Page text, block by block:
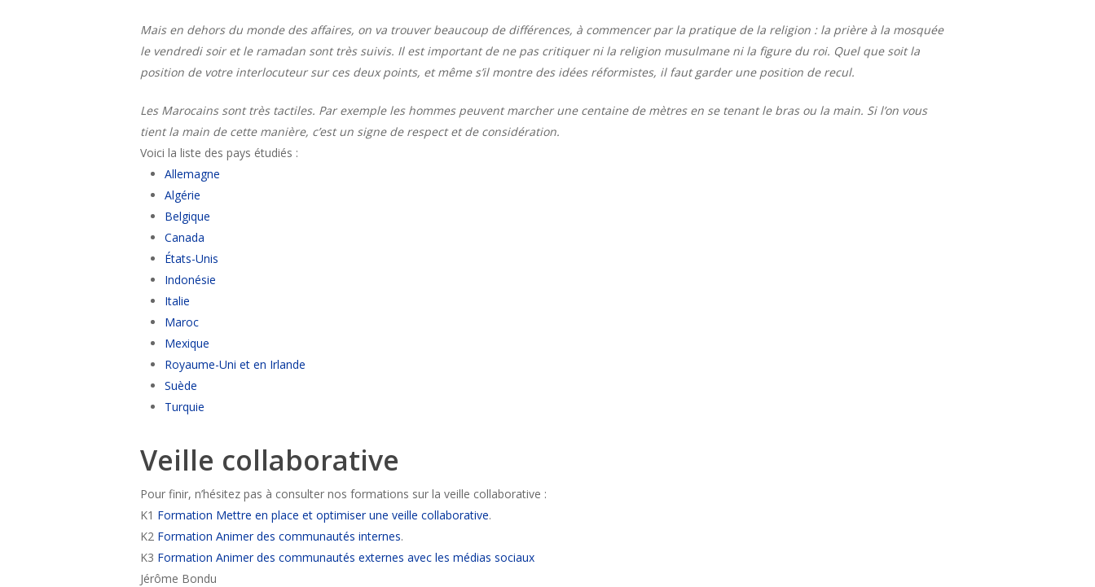
Mais en dehors du monde des affaires, on va trouver beaucoup de différences, à commencer par la pratique de la religion : la prière à la mosquée
le vendredi soir et le ramadan sont très suivis. Il est important de ne pas critiquer ni la religion musulmane ni la figure du roi. Quel que soit la
position de votre interlocuteur sur ces deux points, et même s’il montre des idées réformistes, il faut garder une position de recul.
Les Marocains sont très tactiles. Par exemple les hommes peuvent marcher une centaine de mètres en se tenant le bras ou la main. Si l’on vous
tient la main de cette manière, c’est un signe de respect et de considération.
Voici la liste des pays étudiés :
Allemagne
Algérie
Belgique
Canada
États-Unis
Indonésie
Italie
Maroc
Mexique
Royaume-Uni et en Irlande
Suède
Turquie
Veille collaborative
Pour finir, n’hésitez pas à consulter nos formations sur la veille collaborative :
K1 Formation Mettre en place et optimiser une veille collaborative.
K2 Formation Animer des communautés internes.
K3 Formation Animer des communautés externes avec les médias sociaux
Jérôme Bondu